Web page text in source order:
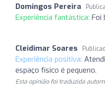
Domingos Pereira
Experiência fantástica: Foi
Cleidimar Soares
Experiência positiva:
espaço físico é pequeno.
Esta opinião foi traduzida